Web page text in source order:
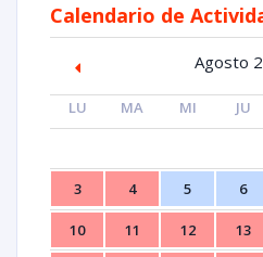
Calendario de
Agosto
LU MA MI JU
3 4 5 6
10 11 12 13